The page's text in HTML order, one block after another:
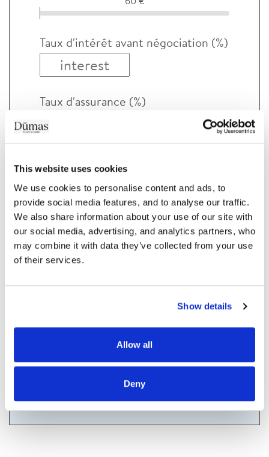
This website uses cookies
We use cookies to personalise content and ads, to
provide social media features, and to analyse our traffic.
We also share information about your use of our site with
our social media, advertising, and analytics partners, who
may combine it with data they’ve collected from your use
of their services.
Show details
Allow all
Deny
Taux d'intérêt avant négociation (%)
Taux d'assurance (%)
Votre mensualité sera de